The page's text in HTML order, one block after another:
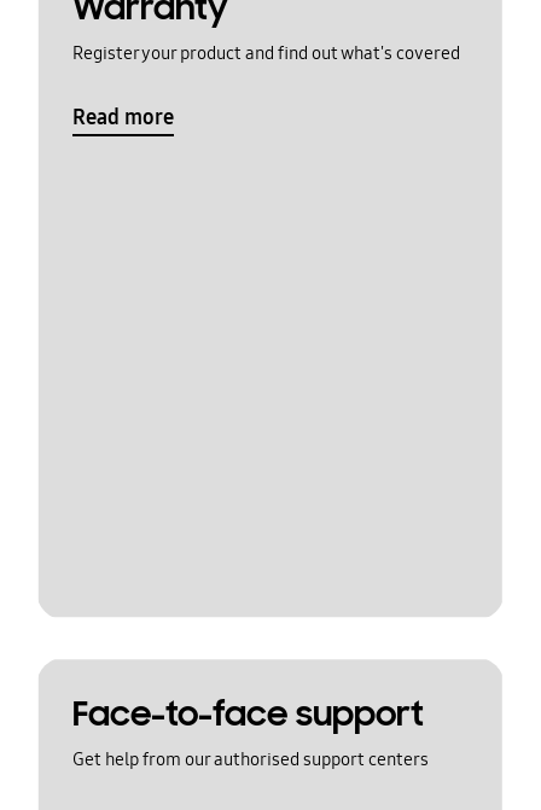
Register your product and find out what's covered
Read more
Face-to-face support
Get help from our authorised support centers